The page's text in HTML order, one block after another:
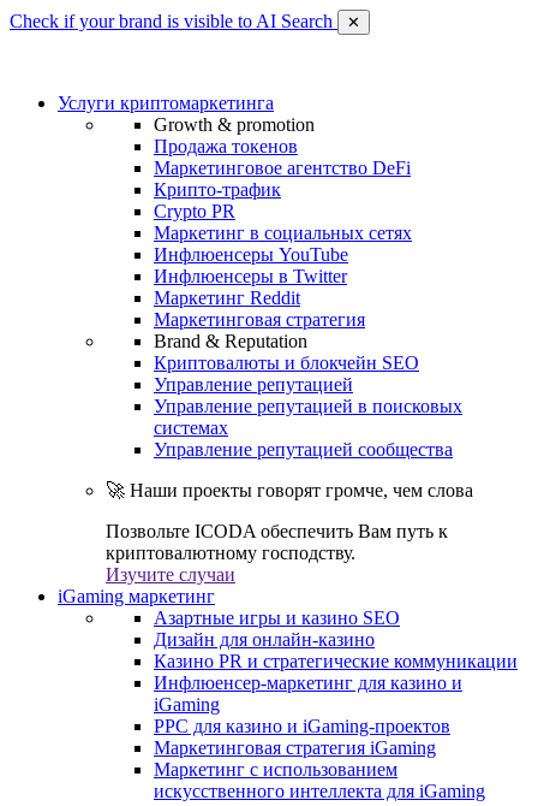
Check if your brand is visible to AI Search ✕
Услуги криптомаркетинга
Growth & promotion
Продажа токенов
Маркетинговое агентство DeFi
Крипто-трафик
Crypto PR
Маркетинг в социальных сетях
Инфлюенсеры YouTube
Инфлюенсеры в Twitter
Маркетинг Reddit
Маркетинговая стратегия
Brand & Reputation
Криптовалюты и блокчейн SEO
Управление репутацией
Управление репутацией в поисковых
системах
Управление репутацией сообщества
🚀 Наши проекты говорят громче, чем слова
Позвольте ICODA обеспечить Вам путь к
криптовалютному господству.
Изучите случаи
iGaming маркетинг
Азартные игры и казино SEO
Дизайн для онлайн-казино
Казино PR и стратегические коммуникации
Инфлюенсер-маркетинг для казино и
iGaming
PPC для казино и iGaming-проектов
Маркетинговая стратегия iGaming
Маркетинг с использованием
искусственного интеллекта для iGaming